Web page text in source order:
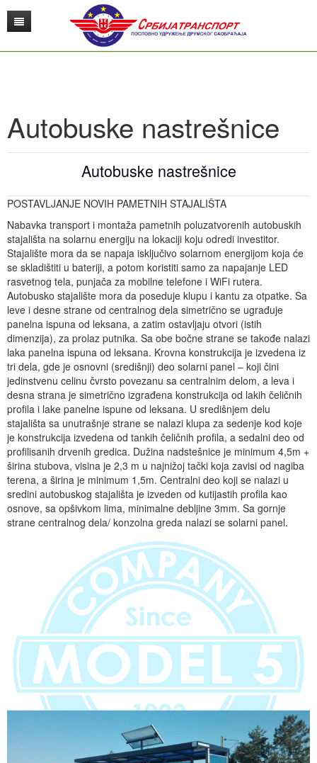
Istorijat
Udruženje poslodavaca
Biografije kolektiva Srbijatransport
Misija, vizija i aktuelno stanje
Pristupnice
Galerija
Fotografije
Video materijal
Događaji
Skupština udruženja
Srbijatransport
Autobuske stanice
Kategorizacija autobuskih stanica u Srbiji
Daljinar
Prevoznici
Red vožnje
Prodaja karata
Međunarodni teretni saobraćaj
TIR
Poslovodni odbor
Skraćenice i pojmovi - Engleski
Železnički saobraćaj
Digitalizacija u transportu
Robni terminali i multimodalni transport
Logistika i usluge u transportu
Siva ekonomija
Najnovije vesti
Edukacija
Edukacija zaposlenih u saobraćaju
Bezbednost saobraćaja
ADR
Vozači
Rukovaoci
Savetnici
Radno vreme vozača i tahografi
Obuka profesionalnih vozača
Sudsko veštačenje
Konsultantske usluge
Konsalting
Istraživanje tržišta
Marketing
Zastupanje i posredovanje
Visoko obrazovanje
Saobraćajni fakultet Beograd
Fakultet tehničkih nauka Novi Sad
Skupovi i konferencije
Zakonska regulativa
Gransko udruženje poslodavaca
USIS
Kontakt
Korisni linkovi
Autobuske nastrešnice
Autobuske nastrešnice
POSTAVLJANJE NOVIH PAMETNIH STAJALIŠTA
Nabavka transport i montaža pametnih poluzatvorenih autobuskih
stajališta na solarnu energiju na lokaciji koju odredi investitor.
Stajalište mora da se napaja isključivo solarnom energijom koja će
se skladištiti u bateriji, a potom koristiti samo za napajanje LED
rasvetnog tela, punjača za mobilne telefone i WiFi rutera.
Autobusko stajalište mora da poseduje klupu i kantu za otpatke. Sa
leve i desne strane od centralnog dela simetrično se ugrađuje
panelna ispuna od leksana, a zatim ostavljaju otvori (istih
dimenzija), za prolaz putnika. Sa obe bočne strane se takođe nalazi
laka panelna ispuna od leksana. Krovna konstrukcija je izvedena iz
tri dela, gde je osnovni (središnji) deo solarni panel – koji čini
jedinstvenu celinu čvrsto povezanu sa centralnim delom, a leva i
desna strana je simetrično izgrađena konstrukcija od lakih čeličnih
profila i lake panelne ispune od leksana. U središnjem delu
stajališta sa unutrašnje strane se nalazi klupa za sedenje kod koje
je konstrukcija izvedena od tankih čeličnih profila, a sedalni deo od
profilisanih drvenih gredica. Dužina nadstešnice je minimum 4,5m +
širina stubova, visina je 2,3 m u najnižoj tački koja zavisi od nagiba
terena, a širina je minimum 1,5m. Centralni deo koji se nalazi u
sredini autobuskog stajališta je izveden od kutijastih profila kao
osnove, sa opšivkom lima, minimalne debljine 3mm. Sa gornje
strane centralnog dela/ konzolna greda nalazi se solarni panel.